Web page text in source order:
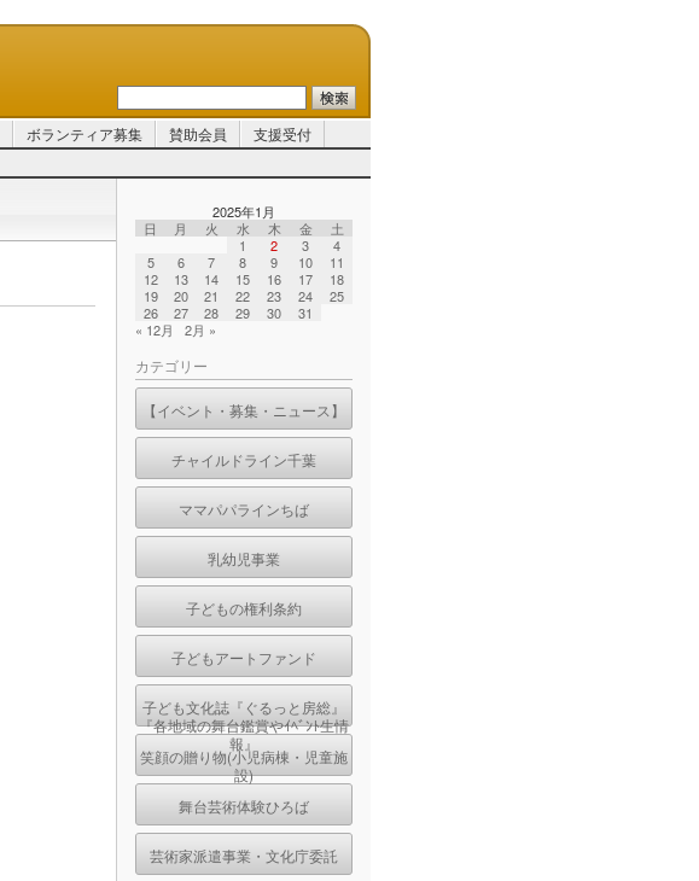
ボランティア募集 賛助会員
支援受付
2025年1月
日
月 火 水 木 金
土
1
2 3
4
5
6 7 8 9 10
11
12
13 14 15 16 17
18
19
20 21 22 23 24
25
26
27 28 29 30
31
« 12月
2月 »
カテゴリー
【イベント・募集・ニュース】
チャイルドライン千葉
ママパパラインちば
乳幼児事業
子どもの権利条約
子どもアートファンド
子ども文化誌『ぐるっと房総』
『各地域の舞台鑑賞やｲﾍﾞﾝﾄ生情
報』
笑顔の贈り物(小児病棟・児童施
設)
舞台芸術体験ひろば
芸術家派遣事業・文化庁委託